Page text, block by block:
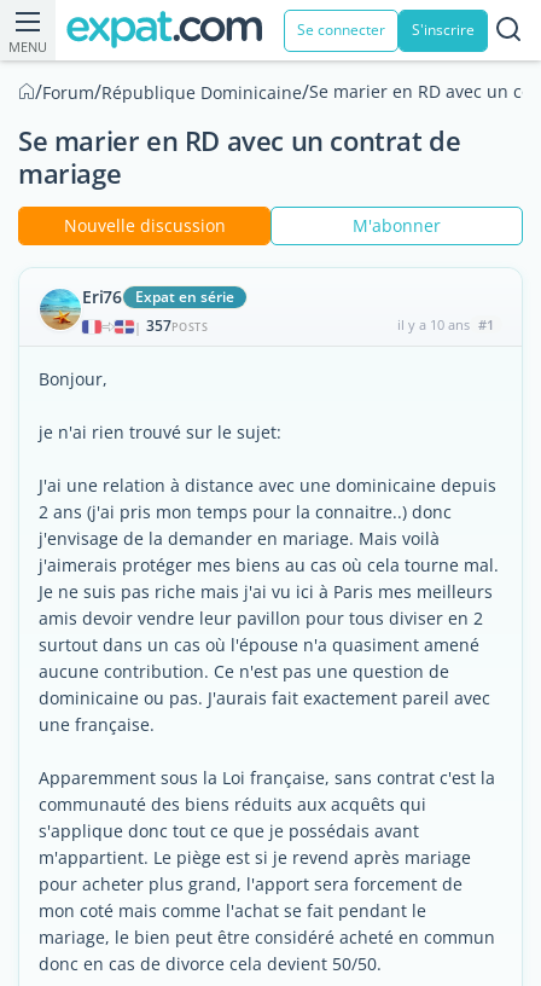
MENU
Se connecter S'inscrire
/Forum/République Dominicaine/Se marier en RD avec un
Se marier en RD avec un contrat de
mariage
Nouvelle discussion M'abonner
Eri76 Expat en série
| 357POSTS il y a 10 ans #1
Bonjour,
je n'ai rien trouvé sur le sujet:
J'ai une relation à distance avec une dominicaine depuis
2 ans (j'ai pris mon temps pour la connaitre..) donc
j'envisage de la demander en mariage. Mais voilà
j'aimerais protéger mes biens au cas où cela tourne mal.
Je ne suis pas riche mais j'ai vu ici à Paris mes meilleurs
amis devoir vendre leur pavillon pour tous diviser en 2
surtout dans un cas où l'épouse n'a quasiment amené
aucune contribution. Ce n'est pas une question de
dominicaine ou pas. J'aurais fait exactement pareil avec
une française.
Apparemment sous la Loi française, sans contrat c'est la
communauté des biens réduits aux acquêts qui
s'applique donc tout ce que je possédais avant
m'appartient. Le piège est si je revend après mariage
pour acheter plus grand, l'apport sera forcement de
mon coté mais comme l'achat se fait pendant le
mariage, le bien peut être considéré acheté en commun
donc en cas de divorce cela devient 50/50.